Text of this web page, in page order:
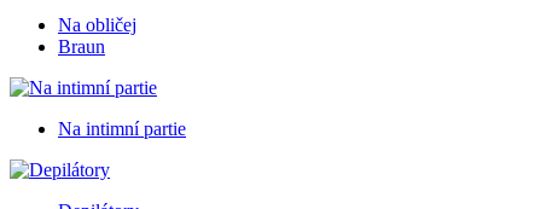
Na obličej
Braun
Na intimní partie